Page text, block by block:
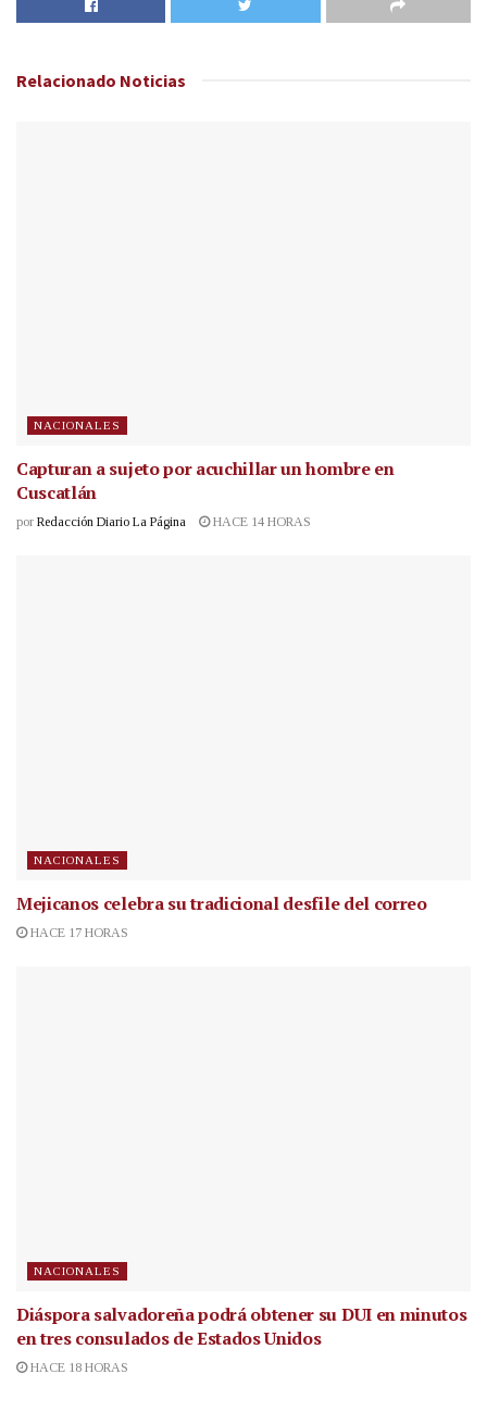
Relacionado Noticias
NACIONALES
Capturan a sujeto por acuchillar un hombre en
Cuscatlán
por Redacción Diario La Página HACE 14 HORAS
NACIONALES
Mejicanos celebra su tradicional desfile del correo
HACE 17 HORAS
NACIONALES
Diáspora salvadoreña podrá obtener su DUI en minutos
en tres consulados de Estados Unidos
HACE 18 HORAS